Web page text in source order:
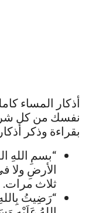
أذكار المساء
نفسك من كل
بقراءة وذكر
“بسمِ اللهِ
الأرضِ ولا
ثلاث مرات.
“رَضِيتُ